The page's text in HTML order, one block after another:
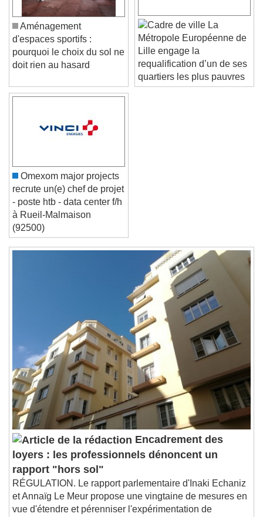
Color
Font Size
Text Edge Style
End of dialog window.
Aménagement
d'espaces sportifs :
pourquoi le choix du sol ne
La
Métropole Européenne de
Lille engage la
requalification d’un de ses
quartiers les plus pauvres
Omexom major projects
recrute un(e) chef de projet
- poste htb - data center f/h
à Rueil-Malmaison
(92500)
Encadrement des
loyers : les professionnels dénoncent un
rapport "hors sol"
RÉGULATION. Le rapport parlementaire d'Inaki Echaniz
et Annaïg Le Meur propose une vingtaine de mesures en